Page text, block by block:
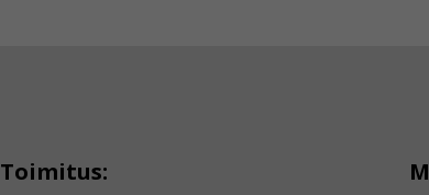
Toimitus: